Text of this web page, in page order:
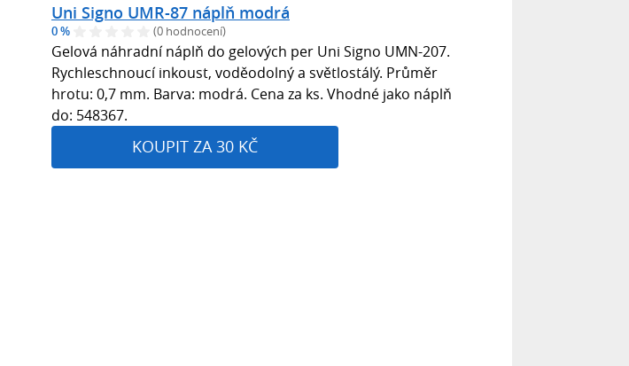
Uni Signo UMR-87 náplň modrá
0 % (0 hodnocení)
Gelová náhradní náplň do gelových per Uni Signo UMN-207.
Rychleschnoucí inkoust, voděodolný a světlostálý. Průměr
hrotu: 0,7 mm. Barva: modrá. Cena za ks. Vhodné jako náplň
do: 548367.
KOUPIT ZA 30 KČ